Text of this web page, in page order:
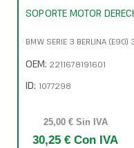
SOPORTE MOTOR
BMW SERIE 3 BERLINA (E90)
OEM: 2211678191601
ID: 1077298
25,00 € Sin IVA
30,25 € Con IVA